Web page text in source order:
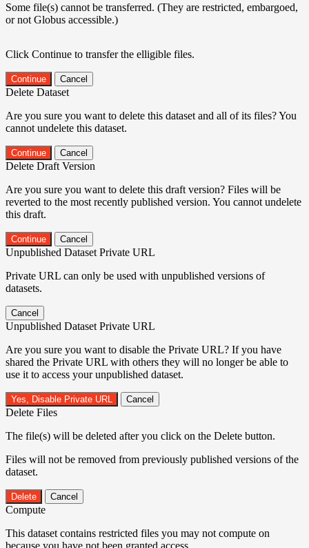
Some file(s) cannot be transferred. (They are restricted, embargoed,
or not Globus accessible.)
Click Continue to transfer the elligible files.
Continue Cancel
Delete Dataset
Are you sure you want to delete this dataset and all of its files? You
cannot undelete this dataset.
Continue Cancel
Delete Draft Version
Are you sure you want to delete this draft version? Files will be
reverted to the most recently published version. You cannot undelete
this draft.
Continue Cancel
Unpublished Dataset Private URL
Private URL can only be used with unpublished versions of
datasets.
Cancel
Unpublished Dataset Private URL
Are you sure you want to disable the Private URL? If you have
shared the Private URL with others they will no longer be able to
use it to access your unpublished dataset.
Yes, Disable Private URL Cancel
Delete Files
The file(s) will be deleted after you click on the Delete button.
Files will not be removed from previously published versions of the
dataset.
Delete Cancel
Compute
This dataset contains restricted files you may not compute on
because you have not been granted access.